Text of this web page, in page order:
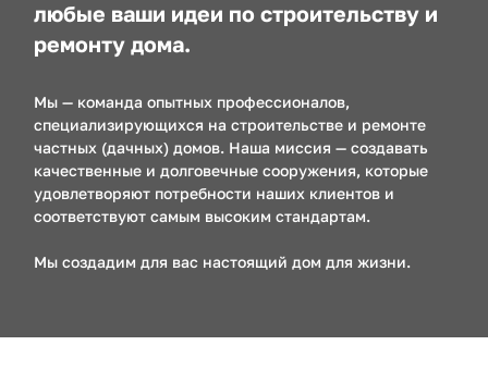
любые ваши идеи по строительству и
ремонту дома.
Мы — команда опытных профессионалов,
специализирующихся на строительстве и ремонте
частных (дачных) домов. Наша миссия — создавать
качественные и долговечные сооружения, которые
удовлетворяют потребности наших клиентов и
соответствуют самым высоким стандартам.
Мы создадим для вас настоящий дом для жизни.